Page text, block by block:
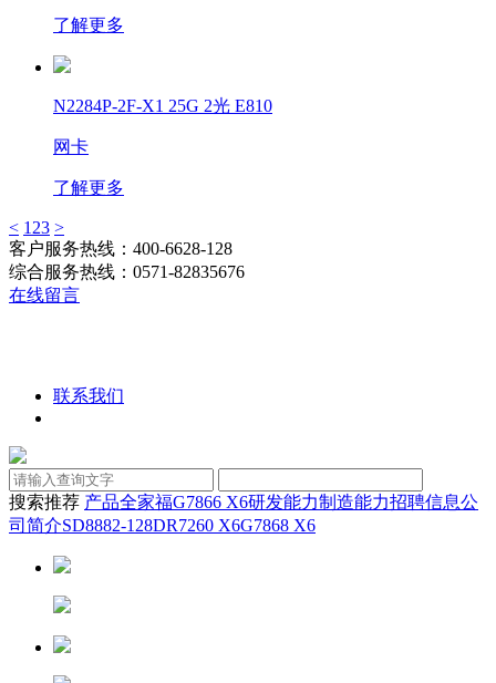
了解更多
N2284P-2F-X1 25G 2光 E810
网卡
了解更多
< 1 23 >
客户服务热线：400-6628-128
综合服务热线：0571-82835676
在线留言
联系我们
搜索推荐 产品全家福G7866 X6研发能力制造能力招聘信息公
司简介SD8882-128DR7260 X6G7868 X6